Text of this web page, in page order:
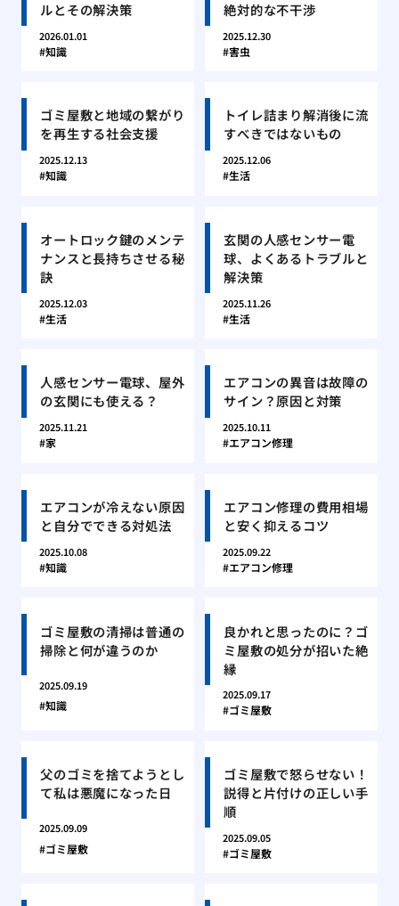
ルとその解決策
2026.01.01
知識
絶対的な不干渉
2025.12.30
害虫
ゴミ屋敷と地域の繋がり
を再生する社会支援
2025.12.13
知識
トイレ詰まり解消後に流
すべきではないもの
2025.12.06
生活
オートロック鍵のメンテ
ナンスと長持ちさせる秘
訣
2025.12.03
生活
玄関の人感センサー電
球、よくあるトラブルと
解決策
2025.11.26
生活
人感センサー電球、屋外
の玄関にも使える？
2025.11.21
家
エアコンの異音は故障の
サイン？原因と対策
2025.10.11
エアコン修理
エアコンが冷えない原因
と自分でできる対処法
2025.10.08
知識
エアコン修理の費用相場
と安く抑えるコツ
2025.09.22
エアコン修理
ゴミ屋敷の清掃は普通の
掃除と何が違うのか
2025.09.19
知識
良かれと思ったのに？ゴ
ミ屋敷の処分が招いた絶
縁
2025.09.17
ゴミ屋敷
父のゴミを捨てようとし
て私は悪魔になった日
2025.09.09
ゴミ屋敷
ゴミ屋敷で怒らせない！
説得と片付けの正しい手
順
2025.09.05
ゴミ屋敷